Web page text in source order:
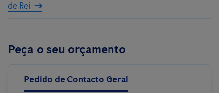
de Rei
Peça o seu orçamento
Pedido de Contacto Geral